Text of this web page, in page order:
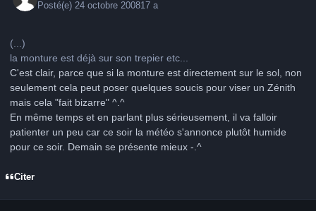
Posté(e)24 octobre 200817 a
(...)
la monture est déjà sur son trepier etc...
C'est clair, parce que si la monture est directement sur le sol, non
seulement cela peut poser quelques soucis pour viser un Zénith
mais cela "fait bizarre" ^.^
En même temps et en parlant plus sérieusement, il va falloir
patienter un peu car ce soir la météo s'annonce plutôt humide
pour ce soir. Demain se présente mieux -.^
Citer